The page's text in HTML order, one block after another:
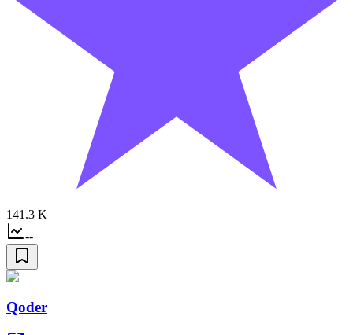
141.3 K
--
Qoder